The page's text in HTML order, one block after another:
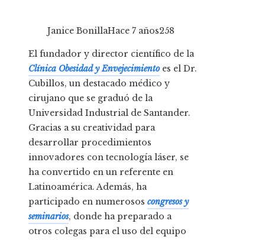
Janice BonillaHace 7 años258
El fundador y director científico de la
Clínica Obesidad y Envejecimientoes el Dr.
Cubillos, un destacado médico y
cirujano que se graduó de la
Universidad Industrial de Santander.
Gracias a su creatividad para
desarrollar procedimientos
innovadores con tecnología láser, se
ha convertido en un referente en
Latinoamérica. Además, ha
participado en numerosos congresos y
seminarios, donde ha preparado a
otros colegas para el uso del equipo